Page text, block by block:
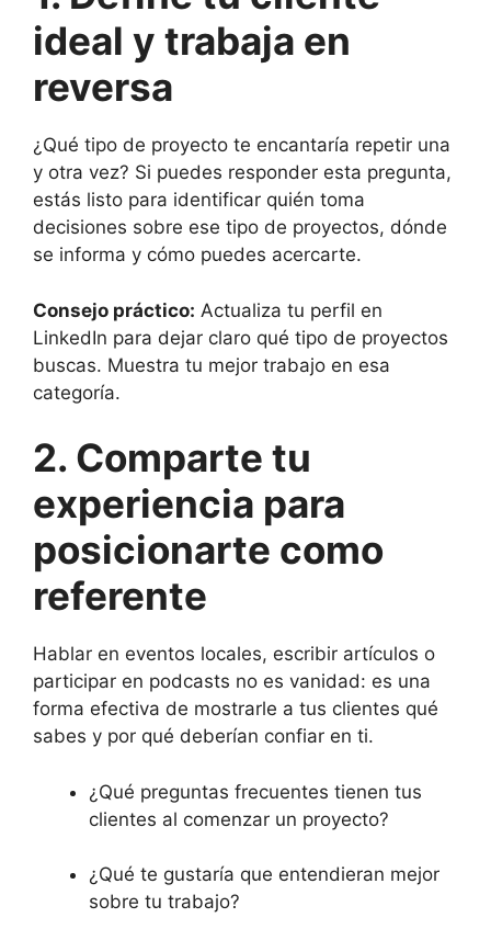
ideal y trabaja en
reversa
¿Qué tipo de proyecto te encantaría repetir una
y otra vez? Si puedes responder esta pregunta,
estás listo para identificar quién toma
decisiones sobre ese tipo de proyectos, dónde
se informa y cómo puedes acercarte.
Consejo práctico: Actualiza tu perfil en
LinkedIn para dejar claro qué tipo de proyectos
buscas. Muestra tu mejor trabajo en esa
categoría.
2. Comparte tu
experiencia para
posicionarte como
referente
Hablar en eventos locales, escribir artículos o
participar en podcasts no es vanidad: es una
forma efectiva de mostrarle a tus clientes qué
sabes y por qué deberían confiar en ti.
¿Qué preguntas frecuentes tienen tus
clientes al comenzar un proyecto?
¿Qué te gustaría que entendieran mejor
sobre tu trabajo?